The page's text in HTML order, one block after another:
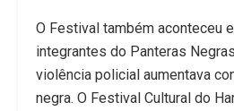
O Festival também aconteceu
integrantes do Panteras
violência policial aumentava
negra. O Festival Cultural do